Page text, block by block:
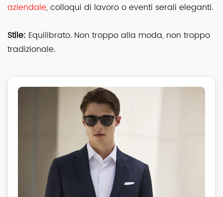
aziendale, colloqui di lavoro o eventi serali eleganti.
Stile: Equilibrato. Non troppo alla moda, non troppo
tradizionale.